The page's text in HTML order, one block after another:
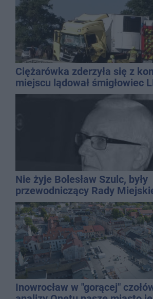
Ciężarówka zderzyła się z
miejscu lądował śmigłowiec
Nie żyje Bolesław Szulc, były
przewodniczący Rady
dyrektor SP 14
Inowrocław w "gorącej"